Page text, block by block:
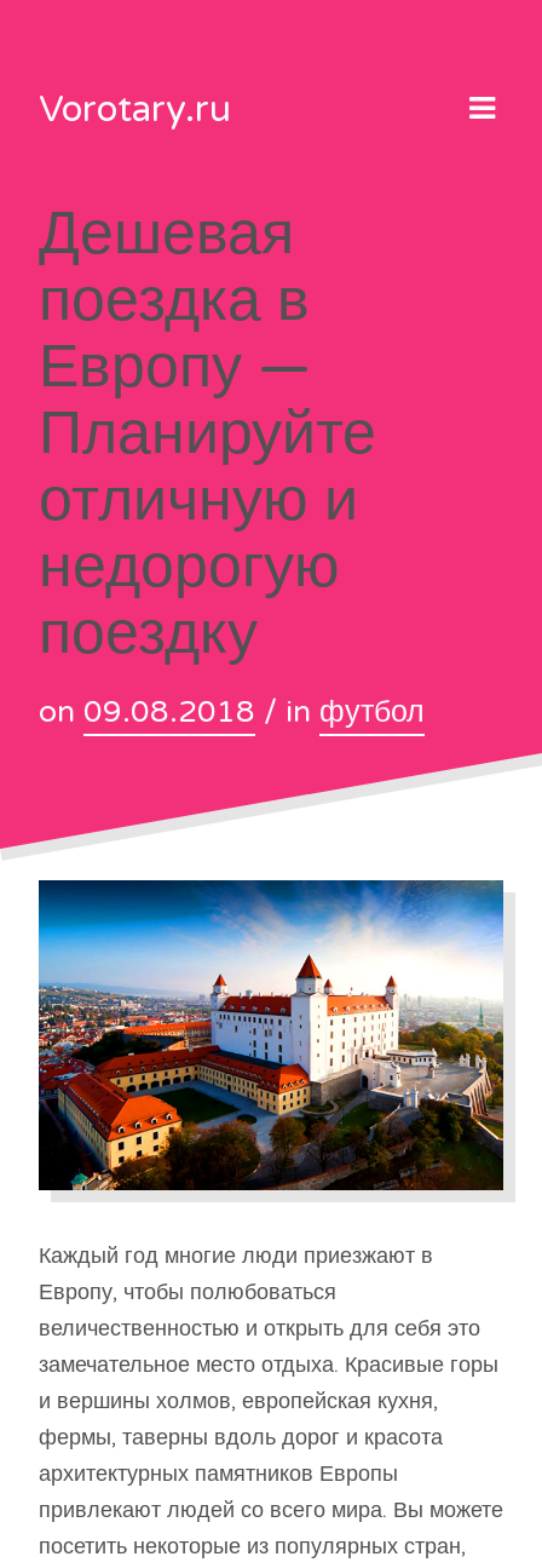
contentVorotary.ru
Дешевая
поездка в
Европу —
Планируйте
отличную и
недорогую
поездку
on 09.08.2018 / in футбол
Каждый год многие люди приезжают в
Европу, чтобы полюбоваться
величественностью и открыть для себя это
замечательное место отдыха. Красивые горы
и вершины холмов, европейская кухня,
фермы, таверны вдоль дорог и красота
архитектурных памятников Европы
привлекают людей со всего мира. Вы можете
посетить некоторые из популярных стран,